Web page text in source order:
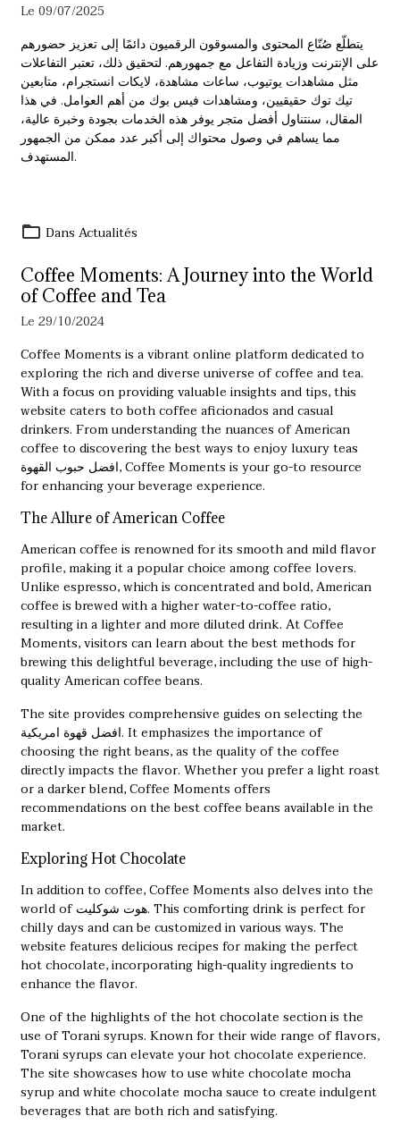
Le 09/07/2025
يتطلّع صُنّاع المحتوى والمسوقون الرقميون دائمًا إلى تعزيز حضورهم
على الإنترنت وزيادة التفاعل مع جمهورهم. لتحقيق ذلك، تعتبر التفاعلات
مثل مشاهدات يوتيوب، ساعات مشاهدة، لايكات انستجرام، متابعين
تيك توك حقيقيين، ومشاهدات فيس بوك من أهم العوامل. في هذا
المقال، سنتناول أفضل متجر يوفر هذه الخدمات بجودة وخبرة عالية،
مما يساهم في وصول محتواك إلى أكبر عدد ممكن من الجمهور
المستهدف.
Dans Actualités
Coffee Moments: A Journey into the World
of Coffee and Tea
Le 29/10/2024
Coffee Moments is a vibrant online platform dedicated to
exploring the rich and diverse universe of coffee and tea.
With a focus on providing valuable insights and tips, this
website caters to both coffee aficionados and casual
drinkers. From understanding the nuances of American
coffee to discovering the best ways to enjoy luxury teas
افضل حبوب القهوة, Coffee Moments is your go-to resource
for enhancing your beverage experience.
The Allure of American Coffee
American coffee is renowned for its smooth and mild flavor
profile, making it a popular choice among coffee lovers.
Unlike espresso, which is concentrated and bold, American
coffee is brewed with a higher water-to-coffee ratio,
resulting in a lighter and more diluted drink. At Coffee
Moments, visitors can learn about the best methods for
brewing this delightful beverage, including the use of high-
quality American coffee beans.
The site provides comprehensive guides on selecting the
افضل قهوة امريكية. It emphasizes the importance of
choosing the right beans, as the quality of the coffee
directly impacts the flavor. Whether you prefer a light roast
or a darker blend, Coffee Moments offers
recommendations on the best coffee beans available in the
market.
Exploring Hot Chocolate
In addition to coffee, Coffee Moments also delves into the
world ofهوت شوكليت. This comforting drink is perfect for
chilly days and can be customized in various ways. The
website features delicious recipes for making the perfect
hot chocolate, incorporating high-quality ingredients to
enhance the flavor.
One of the highlights of the hot chocolate section is the
use of Torani syrups. Known for their wide range of flavors,
Torani syrups can elevate your hot chocolate experience.
The site showcases how to use white chocolate mocha
syrup and white chocolate mocha sauce to create indulgent
beverages that are both rich and satisfying.